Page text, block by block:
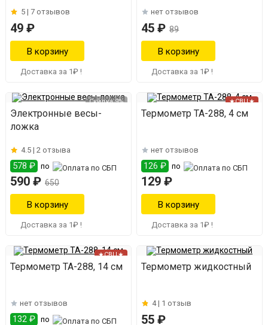
5 | 7 отзывов
49 ₽
Доставка за 1₽ !
нет отзывов
45 ₽ 89
Доставка за 1₽ !
Скидка 9%
Электронные весы-
ложка
4.5 | 2 отзыва
578 ₽ по
590 ₽ 650
Доставка за 1₽ !
★СВЦ★
Термометр ТА-288, 4 см
нет отзывов
126 ₽ по
129 ₽
Доставка за 1₽ !
★СВЦ★
Термометр ТА-288, 14 см
нет отзывов
132 ₽ по
Термометр жидкостный
4 | 1 отзыв
55 ₽